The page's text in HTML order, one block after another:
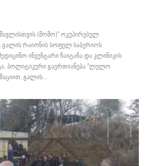
(მომო)" ოკუპირებულ
რაიონის სოფელ საბერიოს
ინვენტარი ჩაიტანა და კლინიკის
პოლიტიკური გაერთიანება "ლელო
გალის...